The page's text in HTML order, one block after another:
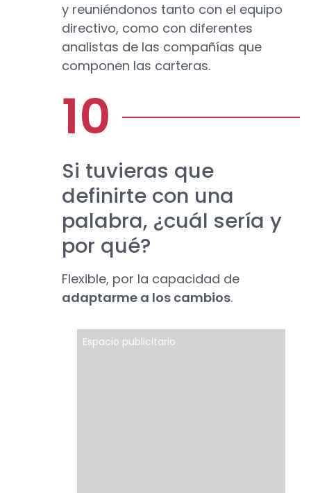
y reuniéndonos tanto con el equipo
directivo, como con diferentes
analistas de las compañías que
componen las carteras.
Si tuvieras que
definirte con una
palabra, ¿cuál sería y
por qué?
Flexible, por la capacidad de
adaptarme a los cambios.
Espacio publicitario